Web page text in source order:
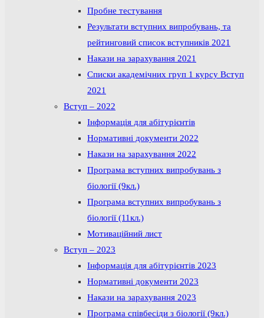
Пробне тестування
Результати вступних випробувань, та
рейтинговий список вступників 2021
Накази на зарахування 2021
Списки академічних груп 1 курсу Вступ
2021
Вступ – 2022
Інформація для абітурієнтів
Нормативні документи 2022
Накази на зарахування 2022
Програма вступних випробувань з
біології (9кл.)
Програма вступних випробувань з
біології (11кл.)
Мотиваційний лист
Вступ – 2023
Інформація для абітурієнтів 2023
Нормативні документи 2023
Накази на зарахування 2023
Програма співбесіди з біології (9кл.)